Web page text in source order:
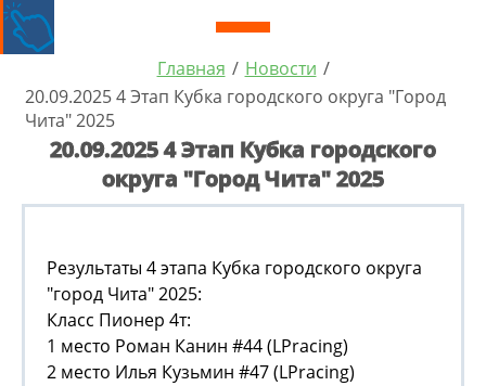
Главная / Новости /
20.09.2025 4 Этап Кубка городского округа "Город
Чита" 2025
20.09.2025 4 Этап Кубка городского
округа "Город Чита" 2025
Результаты 4 этапа Кубка городского округа
"город Чита" 2025:
Класс Пионер 4т:
1 место Роман Канин #44 (LPracing)
2 место Илья Кузьмин #47 (LPracing)